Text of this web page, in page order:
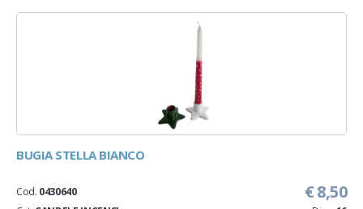
BUGIA STELLA BIANCO
€ 8,50
Cod. 0430640